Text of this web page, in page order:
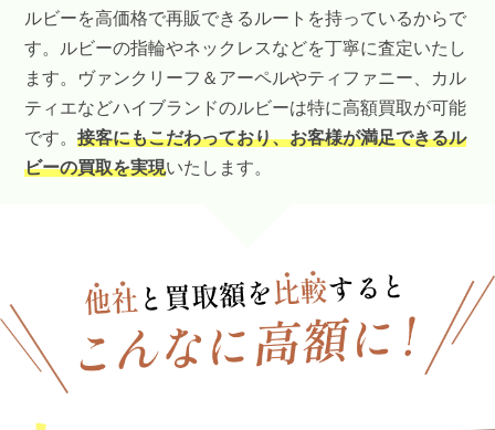
ルビーを高価格で再販できるルートを持っているからで
す。ルビーの指輪やネックレスなどを丁寧に査定いたし
ます。ヴァンクリーフ＆アーペルやティファニー、カル
ティエなどハイブランドのルビーは特に高額買取が可能
です。接客にもこだわっており、お客様が満足できるル
ビーの買取を実現いたします。